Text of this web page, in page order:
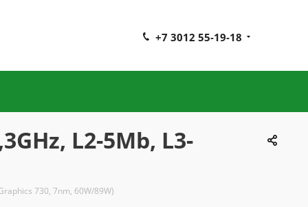
+7 3012 55-19-18
L2-5Mb, L3-
730, 7nm, 60W/89W)